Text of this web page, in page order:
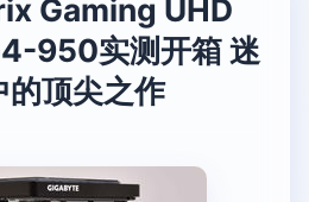
Gaming UHD
950实测开箱 迷
的顶尖之作